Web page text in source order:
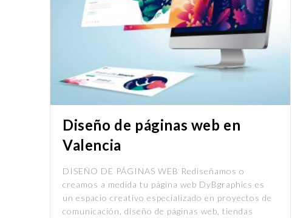
Diseño de páginas web en
Valencia
DISEÑO DE PÁGINAS WEB Rediseñamos o
creamos a medida tu página web DyBgraphics es
un espacio creativo especializado en proyectos de
comunicación, diseño de páginas web, tiendas